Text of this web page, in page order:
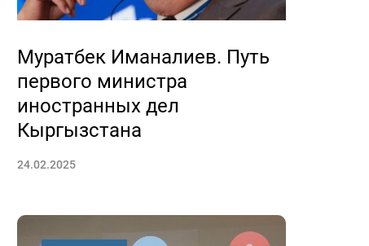
Муратбек Иманалиев. Путь
первого министра
иностранных дел
Кыргызстана
24.02.2025